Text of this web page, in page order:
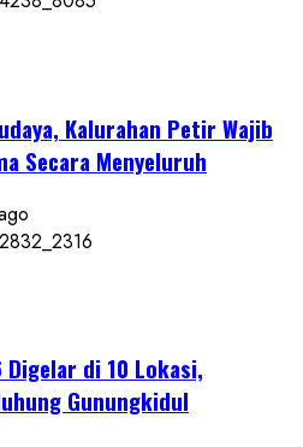
Kalurahan Petir Wajib
Secara Menyeluruh
Digelar di 10 Lokasi,
Gunungkidul